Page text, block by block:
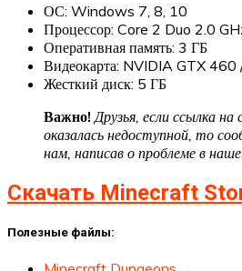
ОС: Windows 7, 8, 10
Процессор: Core 2 Duo 2.0
Оперативная память: 3 ГБ
Видеокарта: NVIDIA GTX
Жесткий диск: 5 ГБ
Важно! Друзья, если ссылка на
оказалась недоступной, то
нам, написав о проблеме в
Скачать Minecraft
Полезные файлы: